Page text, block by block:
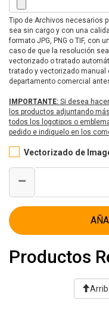
Tipo de Archivos necesarios
sea sin cargo y con una
formato JPG, PNG o TIF, con
caso de que la resolución
vectorizado o tratado
tratado y vectorizado manual
departamento comercial
IMPORTANTE: Si desea
los productos adjuntando
todos los logotipos o
pedido e indiquelo en los
Vectorizado de
Productos